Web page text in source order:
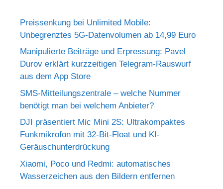
Preissenkung bei Unlimited Mobile:
Unbegrenztes 5G-Datenvolumen ab 14,99 Euro
Manipulierte Beiträge und Erpressung: Pavel
Durov erklärt kurzzeitigen Telegram-Rauswurf
aus dem App Store
SMS-Mitteilungszentrale – welche Nummer
benötigt man bei welchem Anbieter?
DJI präsentiert Mic Mini 2S: Ultrakompaktes
Funkmikrofon mit 32-Bit-Float und KI-
Geräuschunterdrückung
Xiaomi, Poco und Redmi: automatisches
Wasserzeichen aus den Bildern entfernen